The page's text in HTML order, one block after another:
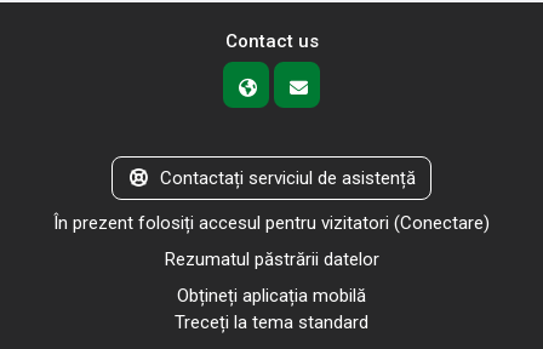
Contact us
Contactați serviciul de asistență
În prezent folosiți accesul pentru vizitatori (Conectare)
Rezumatul păstrării datelor
Obțineți aplicația mobilă
Treceți la tema standard